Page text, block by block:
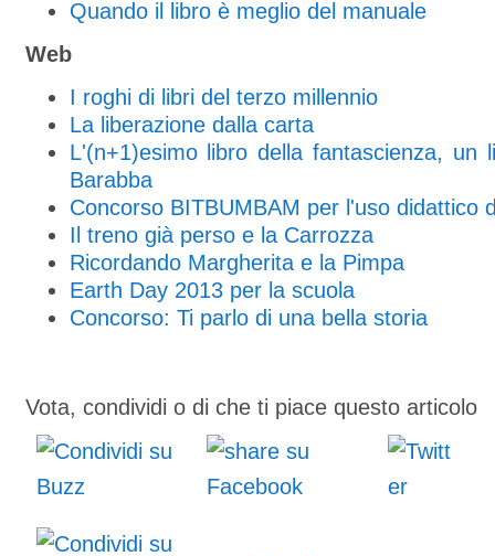
Quando il libro è meglio del manuale
Web
I roghi di libri del terzo millennio
La liberazione dalla carta
L'(n+1)esimo libro della fantascienza, un
Barabba
Concorso BITBUMBAM per l'uso didattico
Il treno già perso e la Carrozza
Ricordando Margherita e la Pimpa
Earth Day 2013 per la scuola
Concorso: Ti parlo di una bella storia
Vota, condividi o di che ti piace questo articolo